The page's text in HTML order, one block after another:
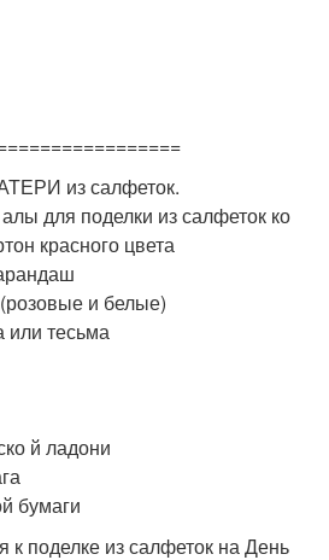
из салфеток.
для поделки из салфеток ко
красного цвета
и белые)
или тесьма
й ладони
бумаги
к поделке из салфеток на День